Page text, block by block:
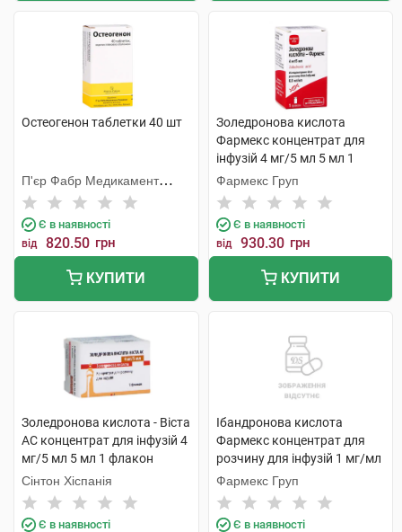
Остеогенон таблетки 40 шт
П'єр Фабр Медикамент
Продакшн
Є в наявності
від 820.50 грн
КУПИТИ
Золедронова кислота
Фармекс концентрат для
інфузій 4 мг/5 мл 5 мл 1
флакон
Фармекс Груп
Є в наявності
від 930.30 грн
КУПИТИ
Золедронова кислота - Віста
АС концентрат для інфузій 4
мг/5 мл 5 мл 1 флакон
Сінтон Хіспанія
Є в наявності
Ібандронова кислота
Фармекс концентрат для
розчину для інфузій 1 мг/мл
6 мл 1 флакон
Фармекс Груп
Є в наявності